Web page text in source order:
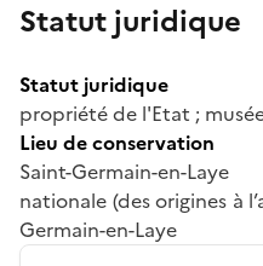
Statut juridique
Statut juridique
propriété de l'Etat ;
Lieu de conservation
Saint-Germain-en-
nationale (des origines à
Germain-en-Laye